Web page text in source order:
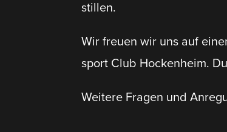
stillen.
Wir freuen wir uns auf
sport Club Hockenheim.
Weitere Fragen und